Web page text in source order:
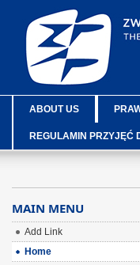
ABOUT US
REGULAMIN PRZYJĘĆ
MAIN MENU
Add Link
Home